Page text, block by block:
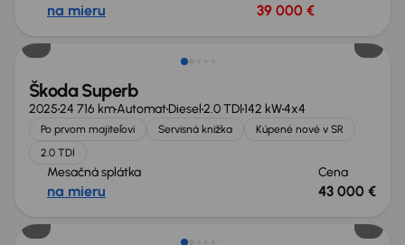
na mieru 39 000 €
Ušetríte 16 200 €
Škoda Superb
202524 716 kmAutomatDiesel2.0 TDI142 kW4x4
Po prvom majiteľovi Servisná knižka
Kúpené nové v SR
2.0 TDI
Mesačná splátka
na mieru
Cena
43 000 €
Ušetríte 18 761 €